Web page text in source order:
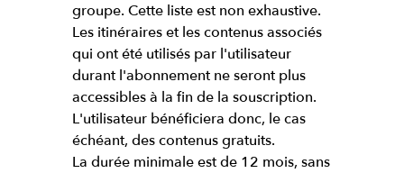
groupe. Cette liste est non exhaustive.
Les itinéraires et les contenus associés
qui ont été utilisés par l'utilisateur
durant l'abonnement ne seront plus
accessibles à la fin de la souscription.
L'utilisateur bénéficiera donc, le cas
échéant, des contenus gratuits.
La durée minimale est de 12 mois, sans